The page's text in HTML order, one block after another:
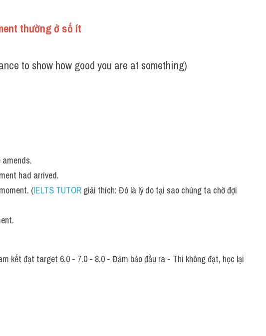
thường ở số ít
to show how good you are at something)
had arrived.
(IELTS TUTOR giải thích: Đó là lý do tại sao chúng ta chờ đợi
kết đạt target 6.0 - 7.0 - 8.0 - Đảm bảo đầu ra - Thi không đạt, học lại